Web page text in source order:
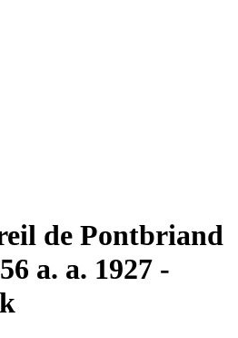
de Pontbriand
a. a. 1927 -